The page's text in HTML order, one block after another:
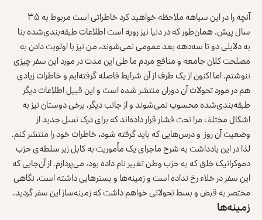
آنچه را در این سیاهه ملاحظه خواهید کرد خاطراتی است مربوط به ۳۵
سال پیش. همان‌طور که در دنیا نیز رویه است اطلاعات طبقه‌بندی‌شده بنا
به دلایلی دو تا سه‌دهه بعد عمومی نمی‌شوند، من نیز با اولویت دادن به
مصلحت کلان جامعه و منافع مردم ما طی این مدت در مورد این سفر چیزی
ننوشتم. اما اکنون از یک طرف از آن شرایط فاصله گرفته‌ایم و خاطرات زیادی
هم در مورد تحولات آن دوران منتشر شده است و این قبیل اطلاعات دیگر
طبقه‌‌بندی‌شده محسوب نمی‌شوند و از جانب دیگر، برخی دوستان نیز به
اشکال مختلف مرا تحت فشار قرار داده‌اند که برای درک نسل جدید از
وضعیت آن روز و درس‌هایی که باید گرفته شود، خاطرات خود را منتشر کنم.
لذا در این یادداشت به شرح ماجرای یک مأموریت به کابل زیر سلطه‌ی حزب
دموکراتیک خلق که به حزب وطن تغییر نام داده بود، می‌پردازم. از آن‌جایی که
این سفر در خلاء رخ نداده است و زمینه‌ها و بسترهایی داشته است، نگاهی
مختصر به قبض و بسط تحولاتی خواهم داشت که زمینه‌ساز این سفر گردید.
زمینه‌ها